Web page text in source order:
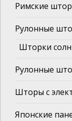
Римские
Рулонные
Шторки
Рулонные
Шторы с
Японские